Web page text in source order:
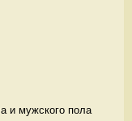
и мужского пола